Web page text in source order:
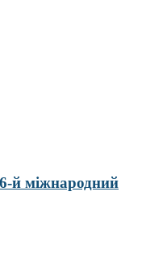
й міжнародний